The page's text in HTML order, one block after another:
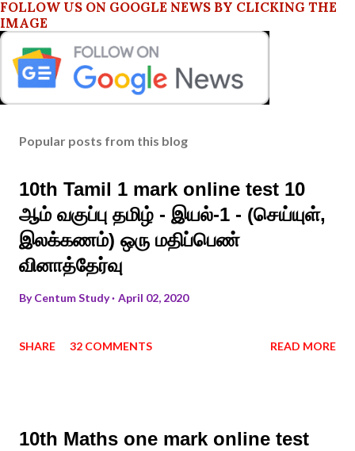
FOLLOW US ON GOOGLE NEWS BY CLICKING THE
IMAGE
Popular posts from this blog
10th Tamil 1 mark online test 10
ஆம் வகுப்பு தமிழ் - இயல்-1 - (செய்யுள்,
இலக்கணம்) ஒரு மதிப்பெண்
வினாத்தேர்வு
ByCentum Study April 02, 2020
SHARE 32 COMMENTS READ MORE
10th Maths one mark online test